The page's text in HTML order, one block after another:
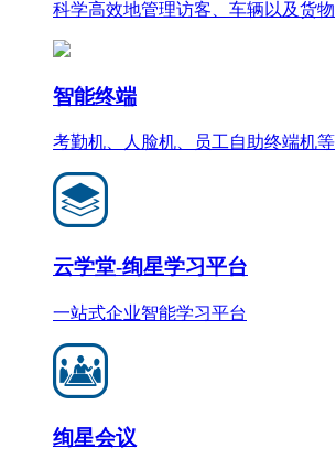
科学高效地管理访客、车辆以及货物
智能终端
考勤机、人脸机、员工自助终端机等
云学堂-绚星学习平台
一站式企业智能学习平台
绚星会议